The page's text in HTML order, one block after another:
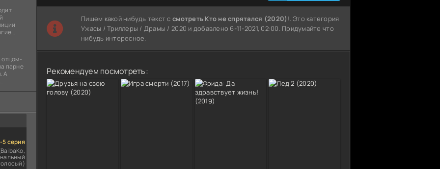
отцом-
парне
А
5 серия
Пишем какой нибудь текст ссмотреть Кто не спрятался (2020)!. Это категория
Ужасы / Триллеры / Драмы / 2020 и добавлено 6-11-2021, 02:00. Придумайте что
нибудь интересное.
Рекомендуем посмотреть: